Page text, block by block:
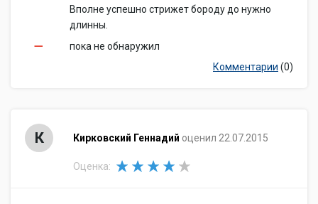
Вполне успешно стрижет бороду до нужно
длинны.
пока не обнаружил
Комментарии (0)
К Кирковский Геннадий оценил 22.07.2015
Оценка: